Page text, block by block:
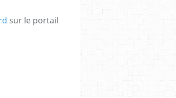
sur le portail